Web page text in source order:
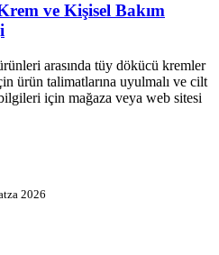
ve Kişisel Bakım
arasında tüy dökücü kremler
ürün talimatlarına uyulmalı ve cilt
için mağaza veya web sitesi
2026